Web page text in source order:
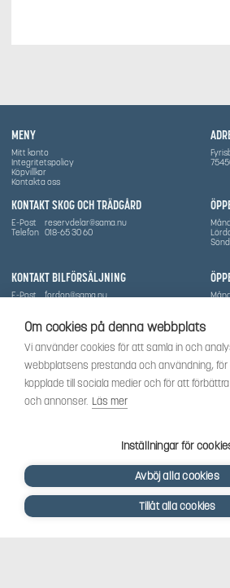
Om cookies på denna webbplats
Vi använder cookies för att samla in och
webbplatsens prestanda och användning,
kopplade till sociala medier och för att
och annonser. Läs mer
Inställningar för
Avböj alla cookies
Tillåt alla cookies
MENY
Mitt konto
Integritetspolicy
Köpvillkor
Kontakta oss
KONTAKT SKOG OCH TRÄDGÅRD
E-Post
reservdelar@sama.nu
Telefon 018-65 30 60
KONTAKT BILFÖRSÄLJNING
E-Post
fordon@sama.nu
Vi har sedan 1970-talet levererat skog-och
har idag även ett brett utbud av dessa produkter samt
Can-Am, Sea-Doo.
Vi är certifierad serviceverkstad.
SOCIALT